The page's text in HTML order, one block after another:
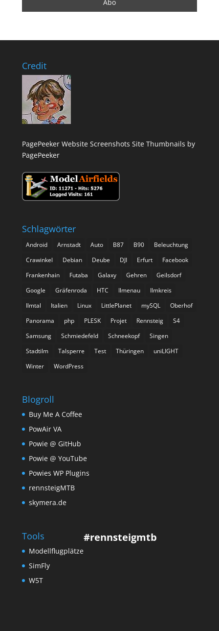
Credit
PagePeeker Website Screenshots Site Thumbnails by
PagePeeker
Schlagwörter
Android Arnstadt Auto B87 B90
Beleuchtung
Crawinkel
Debian Deube DJI Erfurt
Facebook
Frankenhain
Futaba Galaxy Gehren
Geilsdorf
Google
Gräfenroda HTC Ilmenau
Ilmkreis
Ilmtal
Italien Linux LittlePlanet mySQL
Oberhof
Panorama
php PLESK Projet Rennsteig
S4
Samsung
Schmiedefeld Schneekopf
Singen
Stadtilm
Talsperre Test Thüringen
uniLIGHT
Winter
WordPress
Blogroll
Buy Me A Coffee
PowAir VA
Powie @ GitHub
Powie @ YouTube
Powies WP Plugins
rennsteigMTB
skymera.de
Tools
Modellflugplätze
SimFly
W5T
#rennsteigmtb